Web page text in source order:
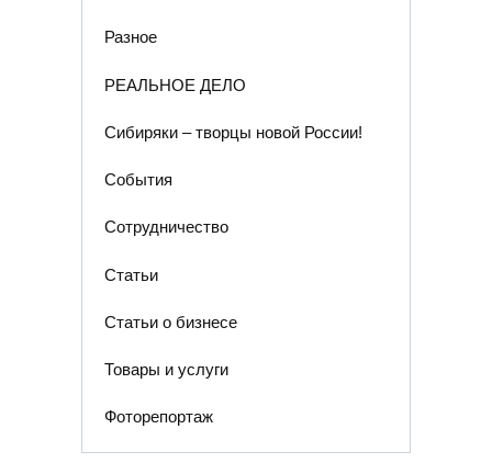
Разное
РЕАЛЬНОЕ ДЕЛО
Сибиряки – творцы новой России!
События
Сотрудничество
Статьи
Статьи о бизнесе
Товары и услуги
Фоторепортаж